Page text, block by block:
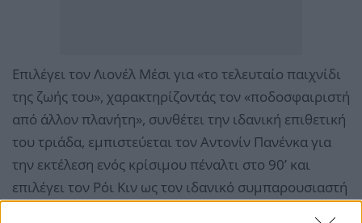
Επιλέγει τον Λιονέλ Μέσι για «το τελευταίο παιχνίδι
της ζωής του», χαρακτηρίζοντάς τον «ποδοσφαιριστή
από άλλον πλανήτη», συνθέτει την ιδανική επιθετική
του τριάδα, εμπιστεύεται τον Αντονίν Πανένκα για
την εκτέλεση ενός κρίσιμου πέναλτι στο 90’ και
επιλέγει τον Ρόι Κιν ως τον ιδανικό συμπαρουσιαστή